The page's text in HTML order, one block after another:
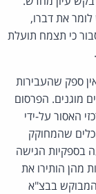
את דברו,
כי תצמח תועלת
ספק שהעבירות
מוגנים. הפרסום
האסור על-ידי
שהמחוקק
בספקיות הגישה
מהן הותירו את
בבצ"א